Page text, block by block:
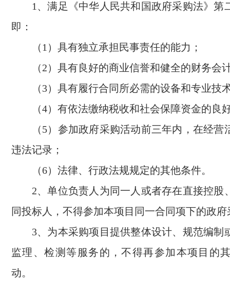
1、满足《中华人民共和国政府采购法》第
即：
（1）具有独立承担民事责任的能力；
（2）具有良好的商业信誉和健全的财务会
（3）具有履行合同所必需的设备和专业技
（4）有依法缴纳税收和社会保障资金的良
（5）参加政府采购活动前三年内，在经营
违法记录；
（6）法律、行政法规规定的其他条件。
2、单位负责人为同一人或者存在直接控股
同投标人，不得参加本项目同一合同项下的政
3、为本采购项目提供整体设计、规范编制
监理、检测等服务的，不得再参加本项目的
动。